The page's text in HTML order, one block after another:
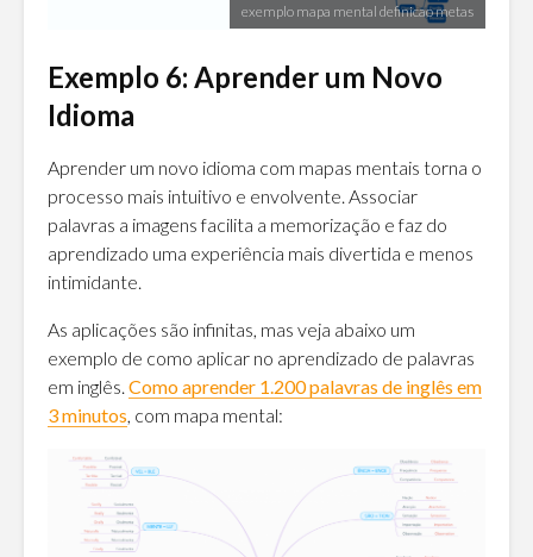
exemplo mapa mental definicao metas
Exemplo 6: Aprender um Novo
Idioma
Aprender um novo idioma com mapas mentais torna o
processo mais intuitivo e envolvente. Associar
palavras a imagens facilita a memorização e faz do
aprendizado uma experiência mais divertida e menos
intimidante.
As aplicações são infinitas, mas veja abaixo um
exemplo de como aplicar no aprendizado de palavras
em inglês. Como aprender 1.200 palavras de inglês em
3 minutos, com mapa mental: